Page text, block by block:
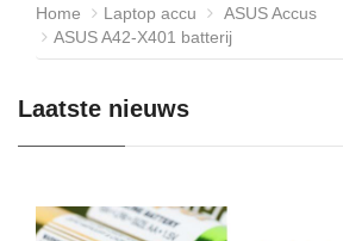
Home Laptop accu
ASUS Accus
ASUS A42-X401 batterij
Laatste nieuws